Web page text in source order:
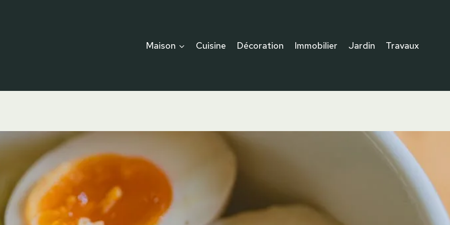
Maison
Cuisine Décoration Immobilier Jardin Travaux